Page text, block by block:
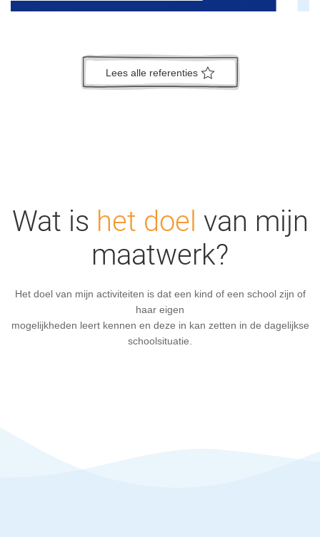
Lees alle referenties
Wat is het doel van mijn
maatwerk?
Het doel van mijn activiteiten is dat een kind of een school zijn of
haar eigen
mogelijkheden leert kennen en deze in kan zetten in de dagelijkse
schoolsituatie.